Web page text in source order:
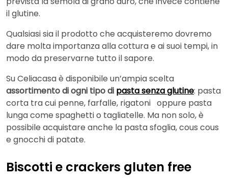
il glutine.
Qualsiasi sia il prodotto che acquisteremo dovremo
dare molta importanza alla cottura e ai suoi tempi, in
modo da preservarne tutto il sapore.
Su Celiacasa è disponibile un’ampia scelta
assortimento di ogni tipo di pasta senza glutine: pasta
corta tra cui penne, farfalle, rigatoni oppure pasta
lunga come spaghetti o tagliatelle. Ma non solo, è
possibile acquistare anche la pasta sfoglia, cous cous
e gnocchi di patate.
Biscotti e crackers gluten free